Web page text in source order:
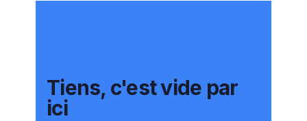
Tiens, c'est vide par
ici